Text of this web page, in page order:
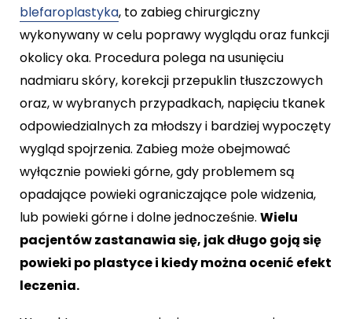
blefaroplastyka, to zabieg chirurgiczny
wykonywany w celu poprawy wyglądu oraz funkcji
okolicy oka. Procedura polega na usunięciu
nadmiaru skóry, korekcji przepuklin tłuszczowych
oraz, w wybranych przypadkach, napięciu tkanek
odpowiedzialnych za młodszy i bardziej wypoczęty
wygląd spojrzenia. Zabieg może obejmować
wyłącznie powieki górne, gdy problemem są
opadające powieki ograniczające pole widzenia,
lub powieki górne i dolne jednocześnie. Wielu
pacjentów zastanawia się, jak długo goją się
powieki po plastyce i kiedy można ocenić efekt
leczenia.